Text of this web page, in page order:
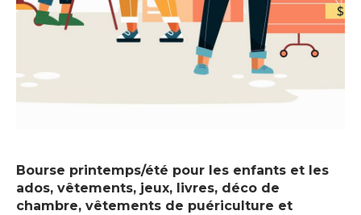
Bourse printemps/été pour les enfants et les
ados, vêtements, jeux, livres, déco de
chambre, vêtements de puériculture et